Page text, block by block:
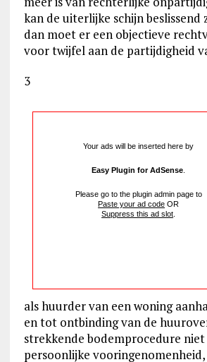
kan de uiterlijke schijn beslissend
dan moet er een objectieve
voor twijfel aan de partijdigheid
3
Your ads will be inserted here by
Easy Plugin for AdSense
Please go to the plugin admin page to
Paste your ad code OR
Suppress this ad slot
als huurder van een woning
en tot ontbinding van de
strekkende bodemprocedure niet
persoonlijke